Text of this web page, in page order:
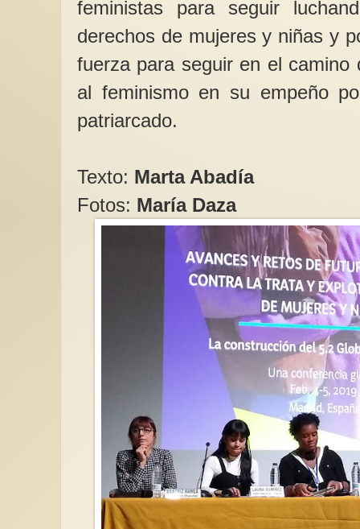
feministas para seguir
derechos de mujeres y niñas y
fuerza para seguir en el camino
al feminismo en su empeño
patriarcado.
Texto: Marta Abadía
Fotos: María Daza